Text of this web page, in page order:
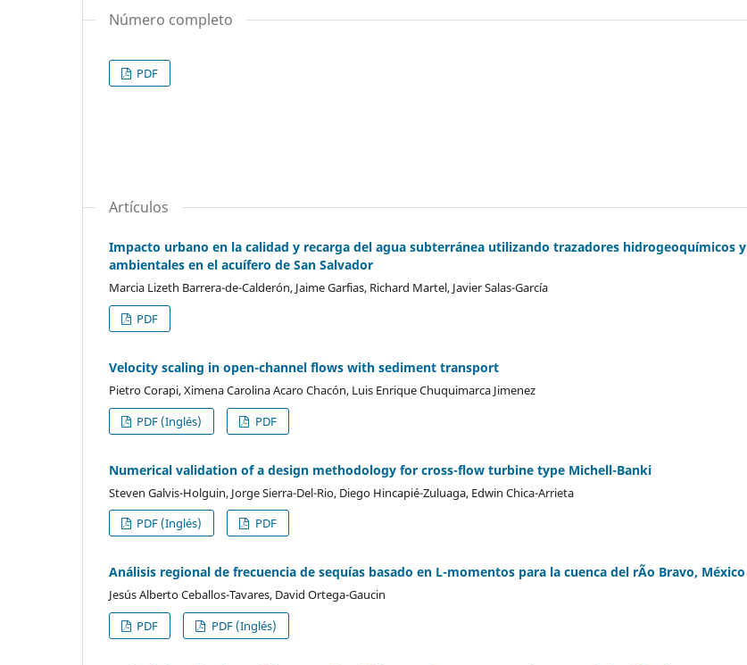
Número completo
PDF
Artículos
Impacto urbano en la calidad y recarga del agua subterránea utilizando trazadores hidrogeoquímicos y
ambientales en el acuífero de San Salvador
Marcia Lizeth Barrera-de-Calderón, Jaime Garfias, Richard Martel, Javier Salas-García
PDF
Velocity scaling in open-channel flows with sediment transport
Pietro Corapi, Ximena Carolina Acaro Chacón, Luis Enrique Chuquimarca Jimenez
PDF (Inglés)
PDF
Numerical validation of a design methodology for cross-flow turbine type Michell-Banki
Steven Galvis-Holguin, Jorge Sierra-Del-Rio, Diego Hincapié-Zuluaga, Edwin Chica-Arrieta
PDF (Inglés)
PDF
Análisis regional de frecuencia de sequías basado en L-momentos para la cuenca del rÃ­o Bravo, México
Jesús Alberto Ceballos-Tavares, David Ortega-Gaucin
PDF
PDF (Inglés)